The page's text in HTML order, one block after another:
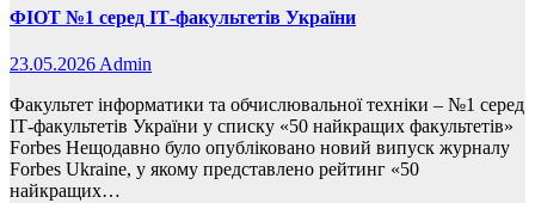
ФІОТ №1 серед ІТ-факультетів України
23.05.2026 Admin
Факультет інформатики та обчислювальної техніки – №1 серед
ІТ-факультетів України у списку «50 найкращих факультетів»
Forbes Нещодавно було опубліковано новий випуск журналу
Forbes Ukraine, у якому представлено рейтинг «50
найкращих…